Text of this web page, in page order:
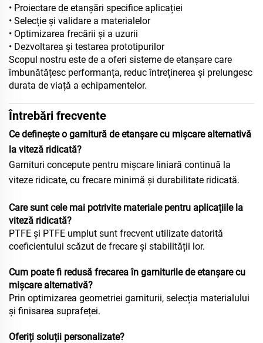
• Proiectare de etanșări specifice aplicației
• Selecție și validare a materialelor
• Optimizarea frecării și a uzurii
• Dezvoltarea și testarea prototipurilor
Scopul nostru este de a oferi sisteme de etanșare care
îmbunătățesc performanța, reduc întreținerea și prelungesc
durata de viață a echipamentelor.
Întrebări frecvente
Ce definește o garnitură de etanșare cu mișcare alternativă
la viteză ridicată?
Garnituri concepute pentru mișcare liniară continuă la
viteze ridicate, cu frecare minimă și durabilitate ridicată.
Care sunt cele mai potrivite materiale pentru aplicațiile la
viteză ridicată?
PTFE și PTFE umplut sunt frecvent utilizate datorită
coeficientului scăzut de frecare și stabilității lor.
Cum poate fi redusă frecarea în garniturile de etanșare cu
mișcare alternativă?
Prin optimizarea geometriei garniturii, selecția materialului
și finisarea suprafeței.
Oferiți soluții personalizate?